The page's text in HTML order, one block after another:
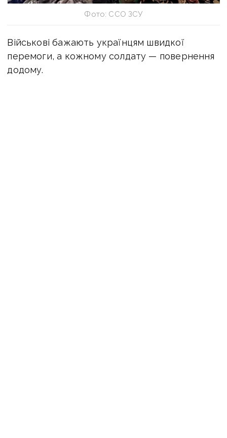
Фото: ССО ЗСУ
Військові бажають українцям швидкої
перемоги, а кожному солдату — повернення
додому.